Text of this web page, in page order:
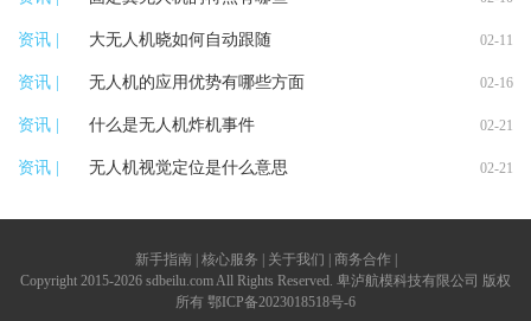
资讯 | 大无人机晓如何自动跟随 02-11
资讯 | 无人机的应用优势有哪些方面 02-16
资讯 | 什么是无人机炸机事件 02-21
资讯 | 无人机视觉定位是什么意思 02-21
新手指南 | 核心服务 | 关于我们 | 商务合作 |
Copyright 2015-2026 sdbeilu.com All Rights Reserved. 卑泸航模科技有限公司 版权
所有 鄂ICP备2023018518号-6